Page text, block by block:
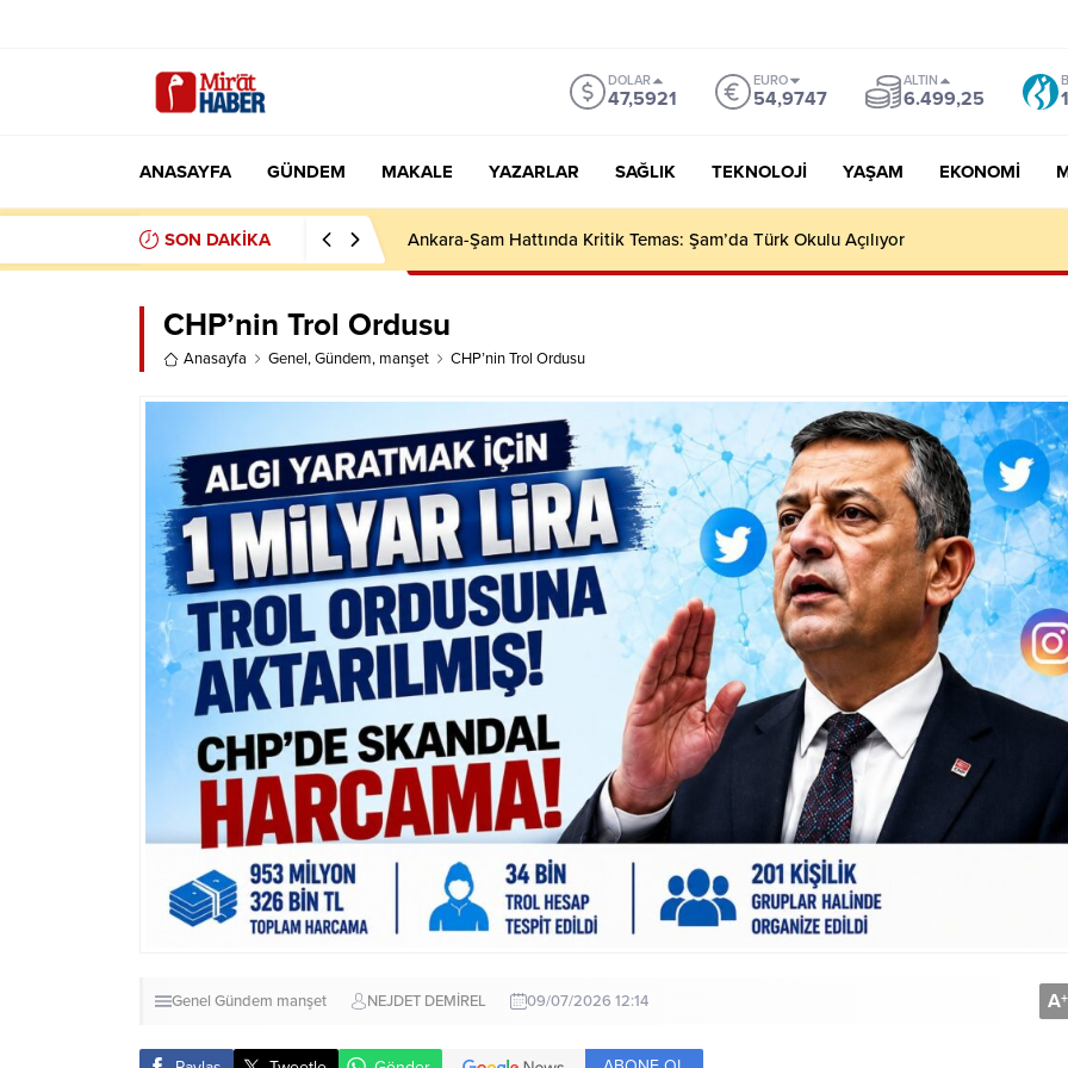
DOLAR
47,5921
EURO
54,9747
ALTIN
6.499,25
ANASAYFA GÜNDEM MAKALE YAZARLAR SAĞLIK TEKNOLOJI YAŞAM EKONOMI
SON DAKİKA İCRA DOSYALARI HIZLA ARTIYOR
CHP’nin Trol Ordusu
Anasayfa Genel,Gündem, manşet CHP’nin Trol Ordusu
Genel Gündem manşet NEJDET DEMİREL 09/07/2026 12:14 A+